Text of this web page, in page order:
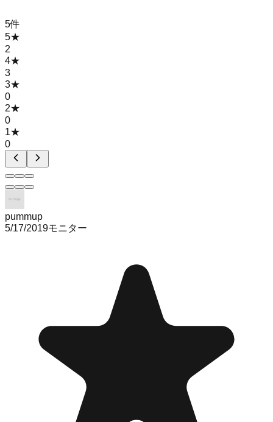
5件
5★
2
4★
3
3★
0
2★
0
1★
0
pummup
5/17/2019モニター